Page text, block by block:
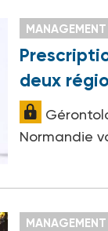
MANAGEMENT
deux
Normandie
MANAGEMENT